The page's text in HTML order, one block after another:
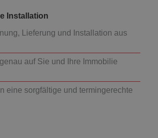
Installation
Lieferung und Installation aus
genau auf Sie und Ihre Immobilie
eine sorgfältige und termingerechte